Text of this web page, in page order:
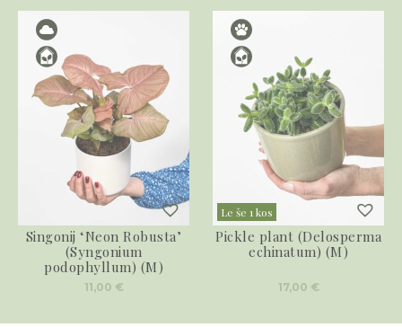
170,00 €.
Singonij ‘Neon Robusta’
(Syngonium
podophyllum) (M)
11,00 €
Le še 1 kos
Pickle plant (Delosperma
echinatum) (M)
17,00 €